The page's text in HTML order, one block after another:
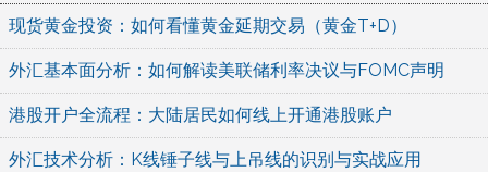
现货黄金投资：如何看懂黄金延期交易（黄金T+D）
外汇基本面分析：如何解读美联储利率决议与FOMC声明
港股开户全流程：大陆居民如何线上开通港股账户
外汇技术分析：K线锤子线与上吊线的识别与实战应用